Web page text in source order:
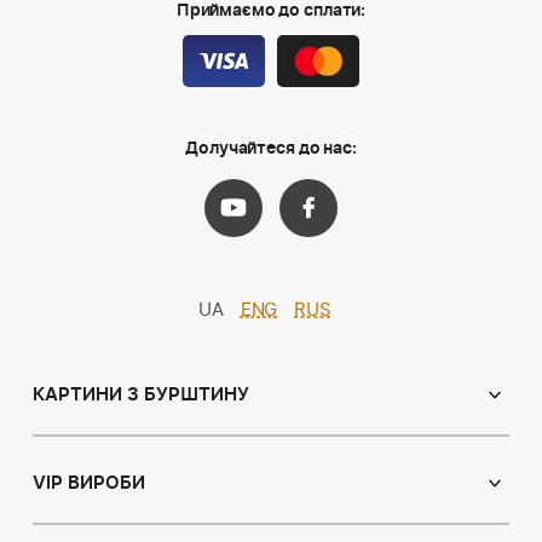
Приймаємо до сплати:
Долучайтеся до нас:
UA ENG RUS
КАРТИНИ З БУРШТИНУ
Іменні ікони
VIP ВИРОБИ